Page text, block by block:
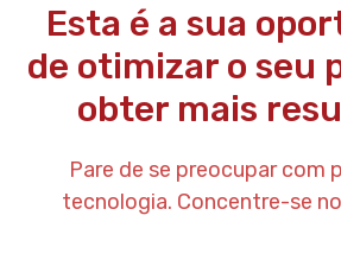
Esta é a sua
de otimizar o seu
obter mais
Pare de se preocupar com
tecnologia. Concentre-se